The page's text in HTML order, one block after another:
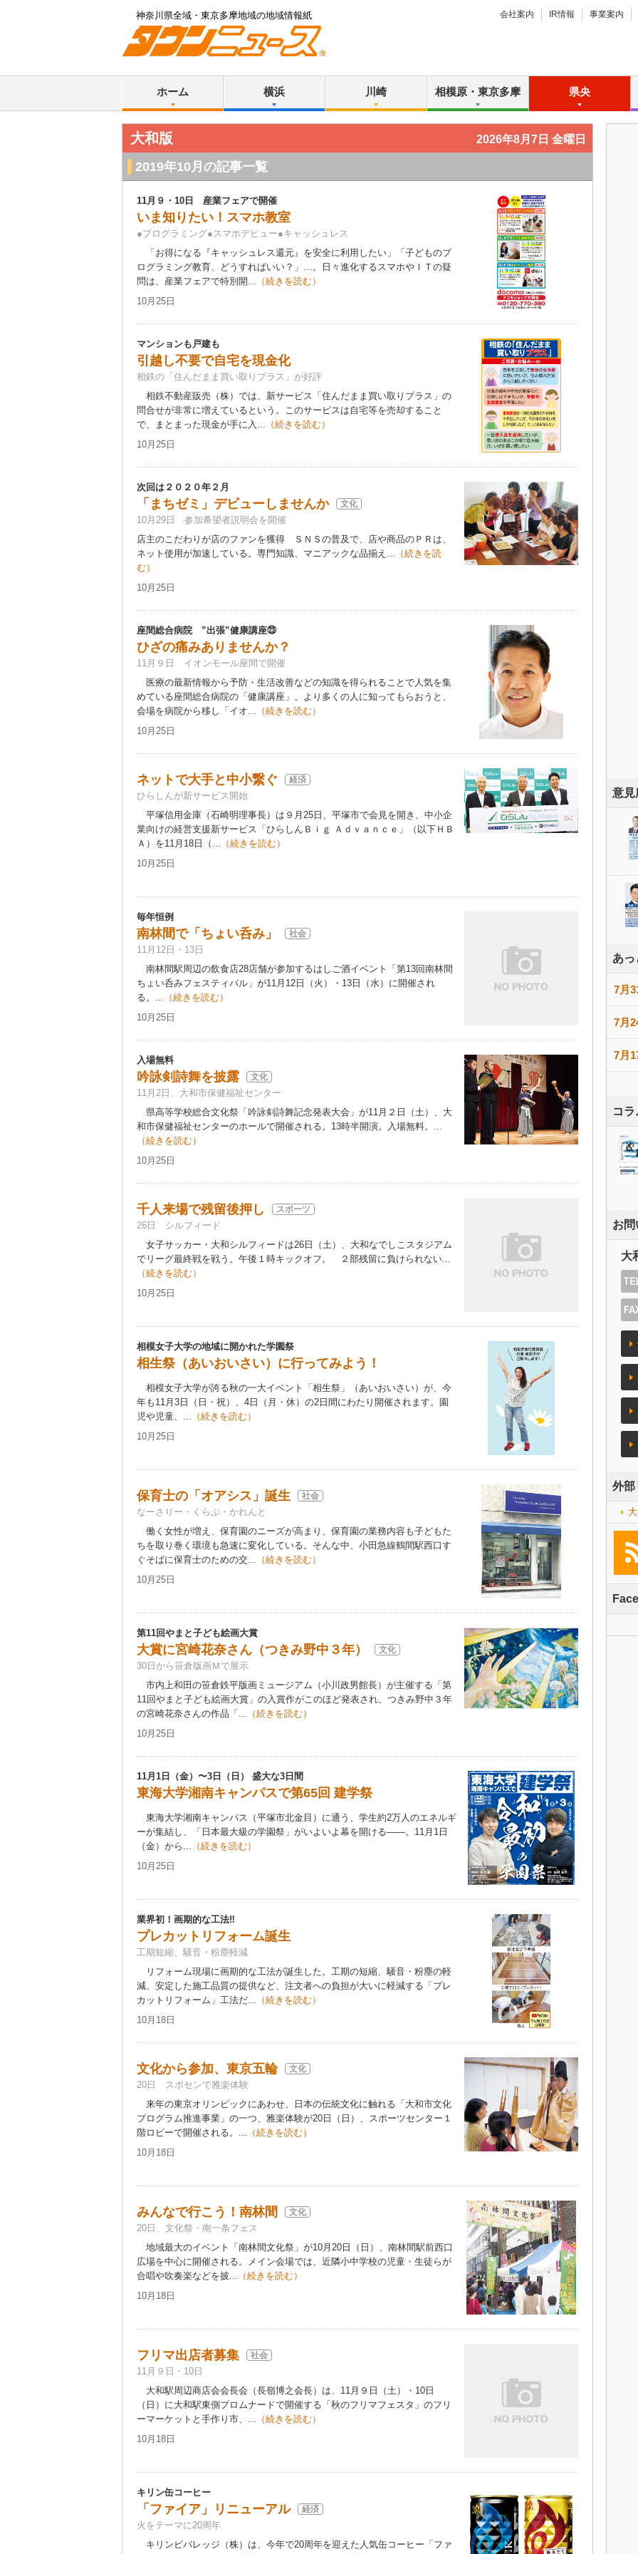
神奈川県全域・東京多摩地域の地域情報紙 会社案内 IR情報 事業案内
ホーム 横浜 川崎 相模原・東京多摩 県央
大和版 2026年8月7日 金曜日
2019年10月の記事一覧
11月９・10日 産業フェアで開催
いま知りたい！スマホ教室
●プログラミング●スマホデビュー●キャッシュレス
「お得になる『キャッシュレス還元』を安全に利用したい」「子どものプ
ログラミング教育、どうすればいい？」…。日々進化するスマホやＩＴの疑
問は、産業フェアで特別開... （続きを読む）
10月25日
マンションも戸建も
引越し不要で自宅を現金化
相鉄の「住んだまま買い取りプラス」が好評
相鉄不動産販売（株）では、新サービス「住んだまま買い取りプラス」の
問合せが非常に増えているという。このサービスは自宅等を売却すること
で、まとまった現金が手に入... （続きを読む）
10月25日
次回は２０２０年２月
「まちゼミ」デビューしませんか 文化
10月29日 参加希望者説明会を開催
店主のこだわりが店のファンを獲得 ＳＮＳの普及で、店や商品のＰＲは、
ネット使用が加速している。専門知識、マニアックな品揃え... （続きを読
む）
10月25日
座間総合病院 ”出張”健康講座㉓
ひざの痛みありませんか？
11月９日 イオンモール座間で開催
医療の最新情報から予防・生活改善などの知識を得られることで人気を集
めている座間総合病院の「健康講座」。より多くの人に知ってもらおうと、
会場を病院から移し「イオ... （続きを読む）
10月25日
ネットで大手と中小繋ぐ 経済
ひらしんが新サービス開始
平塚信用金庫（石崎明理事長）は９月25日、平塚市で会見を開き、中小企
業向けの経営支援新サービス「ひらしんＢｉｇ Ａｄｖａｎｃｅ」（以下ＨＢ
Ａ）を11月18日（... （続きを読む）
10月25日
毎年恒例
南林間で「ちょい呑み」 社会
11月12日・13日
南林間駅周辺の飲食店28店舗が参加するはしご酒イベント「第13回南林間
ちょい呑みフェスティバル」が11月12日（火）・13日（水）に開催され
る。... （続きを読む）
10月25日
入場無料
吟詠剣詩舞を披露 文化
11月2日、大和市保健福祉センター
県高等学校総合文化祭「吟詠剣詩舞記念発表大会」が11月２日（土）、大
和市保健福祉センターのホールで開催される。13時半開演。入場無料。...
（続きを読む）
10月25日
千人来場で残留後押し スポーツ
26日 シルフィード
女子サッカー・大和シルフィードは26日（土）、大和なでしこスタジアム
でリーグ最終戦を戦う。午後１時キックオフ。 ２部残留に負けられない...
（続きを読む）
10月25日
相模女子大学の地域に開かれた学園祭
相生祭（あいおいさい）に行ってみよう！
相模女子大学が誇る秋の一大イベント「相生祭」（あいおいさい）が、今
年も11月3日（日・祝）、4日（月・休）の2日間にわたり開催されます。園
児や児童、... （続きを読む）
10月25日
保育士の「オアシス」誕生 社会
なーさりー・くらぶ・かれんと
働く女性が増え、保育園のニーズが高まり、保育園の業務内容も子どもた
ちを取り巻く環境も急速に変化している。そんな中、小田急線鶴間駅西口す
ぐそばに保育士のための交... （続きを読む）
10月25日
第11回やまと子ども絵画大賞
大賞に宮崎花奈さん（つきみ野中３年） 文化
30日から笹倉版画Ｍで展示
市内上和田の笹倉鉄平版画ミュージアム（小川政男館長）が主催する「第
11回やまと子ども絵画大賞」の入賞作がこのほど発表され、つきみ野中３年
の宮崎花奈さんの作品「... （続きを読む）
10月25日
11月1日（金）〜3日（日） 盛大な3日間
東海大学湘南キャンパスで第65回 建学祭
東海大学湘南キャンパス（平塚市北金目）に通う、学生約2万人のエネルギ
ーが集結し、「日本最大級の学園祭」がいよいよ幕を開ける――。11月1日
（金）から... （続きを読む）
10月25日
業界初！画期的な工法‼
プレカットリフォーム誕生
工期短縮、騒音・粉塵軽減
リフォーム現場に画期的な工法が誕生した。工期の短縮、騒音・粉塵の軽
減、安定した施工品質の提供など、注文者への負担が大いに軽減する「プレ
カットリフォーム」工法だ... （続きを読む）
10月18日
文化から参加、東京五輪 文化
20日 スポセンで雅楽体験
来年の東京オリンピックにあわせ、日本の伝統文化に触れる「大和市文化
プログラム推進事業」の一つ、雅楽体験が20日（日）、スポーツセンター１
階ロビーで開催される。... （続きを読む）
10月18日
みんなで行こう！南林間 文化
20日、文化祭・南一条フェス
地域最大のイベント「南林間文化祭」が10月20日（日）、南林間駅前西口
広場を中心に開催される。メイン会場では、近隣小中学校の児童・生徒らが
合唱や吹奏楽などを披... （続きを読む）
10月18日
フリマ出店者募集 社会
11月９日・10日
大和駅周辺商店会会長会（長嶺博之会長）は、11月９日（土）・10日
（日）に大和駅東側プロムナードで開催する「秋のフリマフェスタ」のフリ
ーマーケットと手作り市、... （続きを読む）
10月18日
キリン缶コーヒー
「ファイア」リニューアル 経済
火をテーマに20周年
キリンビバレッジ（株）は、今年で20周年を迎えた人気缶コーヒー「ファ
意見
あっ
7月
7月
7月
コラ
お問
大
外部